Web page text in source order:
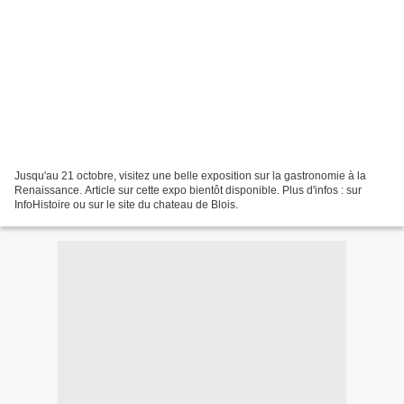
Jusqu'au 21 octobre, visitez une belle exposition sur la gastronomie à la
Renaissance. Article sur cette expo bientôt disponible. Plus d'infos : sur
InfoHistoire ou sur le site du chateau de Blois.